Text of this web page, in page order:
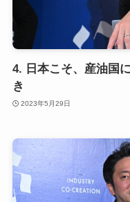
4. 日本こそ、産油国
き
2023年5月29日